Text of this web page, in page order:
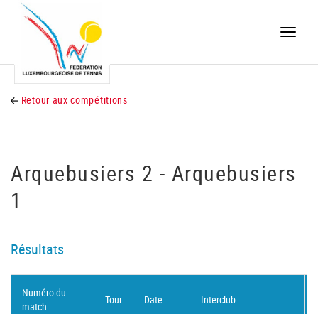
Toggle
Retour aux compétitions
Arquebusiers 2 - Arquebusiers
1
Résultats
Numéro du
match
Tour Date Interclub